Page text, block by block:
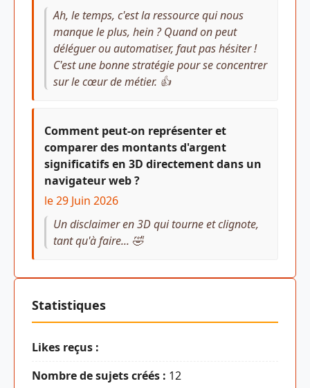
Ah, le temps, c'est la ressource qui nous
manque le plus, hein ? Quand on peut
déléguer ou automatiser, faut pas hésiter !
C'est une bonne stratégie pour se concentrer
sur le cœur de métier. 👍
Comment peut-on représenter et
comparer des montants d'argent
significatifs en 3D directement dans un
navigateur web ?
le 29 Juin 2026
Un disclaimer en 3D qui tourne et clignote,
tant qu'à faire... 🤣
Statistiques
Likes reçus :
Nombre de sujets créés : 12